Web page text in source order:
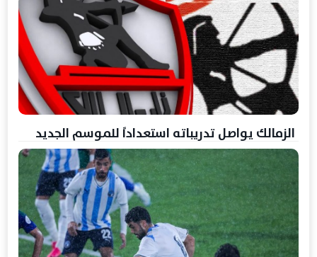
الزمالك يواصل تدريباته استعداداً للموسم الجديد